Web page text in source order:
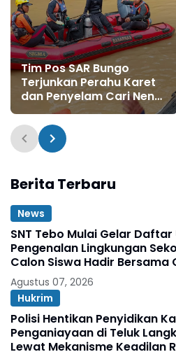
Tim Pos SAR Bungo
Terjunkan Perahu Karet
dan Penyelam Cari Nenek
Zaimah yang Tenggelam
di Sungai Nalo Tantan
Merangin
Berita Terbaru
News
SNT Tebo Mulai Gelar
Pengenalan Lingkungan
Calon Siswa Hadir Bersama
Agustus 07, 2026
Hukrim
Polisi Hentikan Penyidikan
Penganiayaan di Teluk
Lewat Mekanisme Keadilan